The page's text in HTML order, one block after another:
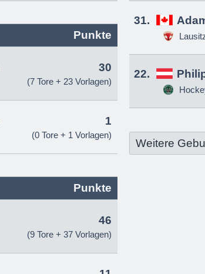
Punkte
30
(7 Tore + 23 Vorlagen)
1
(0 Tore + 1 Vorlagen)
Punkte
46
(9 Tore + 37 Vorlagen)
31.
22.
Weitere